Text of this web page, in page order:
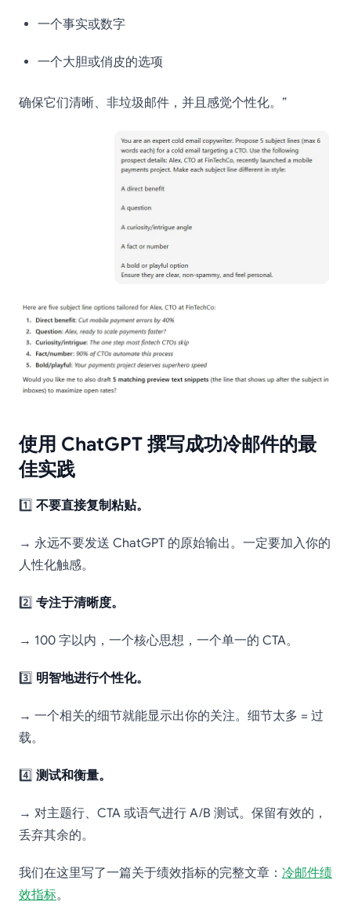
一个事实或数字
一个大胆或俏皮的选项
确保它们清晰、非垃圾邮件，并且感觉个性化。”
使用 ChatGPT 撰写成功冷邮件的最
佳实践
1️⃣ 不要直接复制粘贴。
→ 永远不要发送 ChatGPT 的原始输出。一定要加入你的
人性化触感。
2️⃣ 专注于清晰度。
→ 100 字以内，一个核心思想，一个单一的 CTA。
3️⃣ 明智地进行个性化。
→ 一个相关的细节就能显示出你的关注。细节太多 = 过
载。
4️⃣ 测试和衡量。
→ 对主题行、CTA 或语气进行 A/B 测试。保留有效的，
丢弃其余的。
我们在这里写了一篇关于绩效指标的完整文章： 冷邮件绩
效指标。